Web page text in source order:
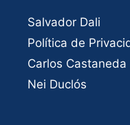
Salvador Dali
Política de
Carlos Castaneda
Nei Duclós